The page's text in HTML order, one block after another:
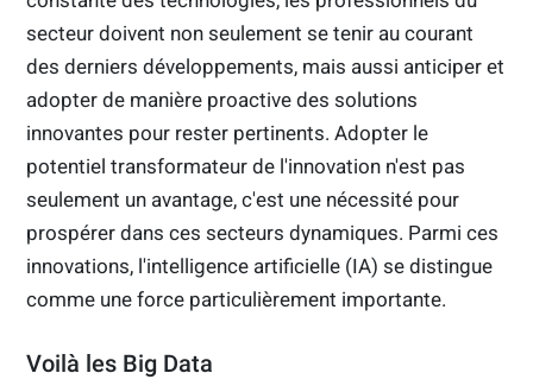
secteur doivent non seulement se tenir au courant
des derniers développements, mais aussi anticiper et
adopter de manière proactive des solutions
innovantes pour rester pertinents. Adopter le
potentiel transformateur de l'innovation n'est pas
seulement un avantage, c'est une nécessité pour
prospérer dans ces secteurs dynamiques. Parmi ces
innovations, l'intelligence artificielle (IA) se distingue
comme une force particulièrement importante.
Voilà les Big Data